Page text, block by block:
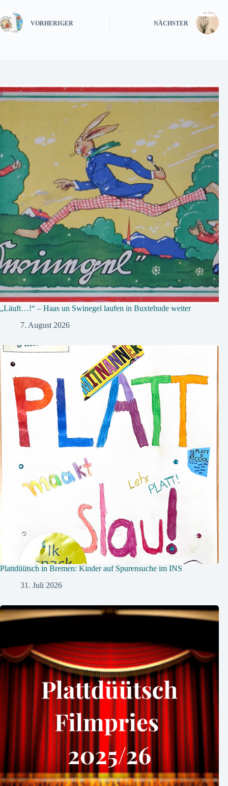
VORHERIGER NÄCHSTER
„Läuft…!“ – Haas un Swinegel laufen in Buxtehude weiter
7. August 2026
Plattdüütsch in Bremen: Kinder auf Spurensuche im INS
31. Juli 2026